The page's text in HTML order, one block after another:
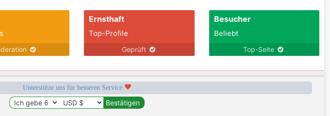
Ernsthaft
Top-Profile
Geprüft
Besucher
Beliebt
Top-Seite
Unterstütze uns für besseren Service